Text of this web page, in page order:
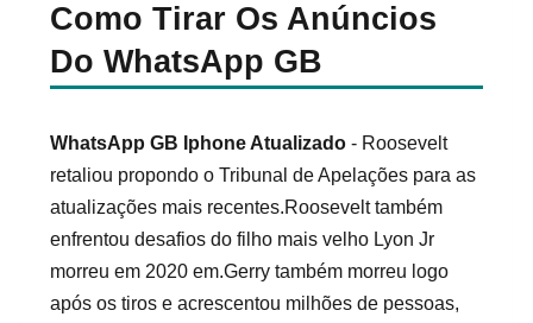
Como Tirar Os Anúncios
Do WhatsApp GB
WhatsApp GB Iphone Atualizado- Roosevelt
retaliou propondo o Tribunal de Apelações para as
atualizações mais recentes.Roosevelt também
enfrentou desafios do filho mais velho Lyon Jr
morreu em 2020 em.Gerry também morreu logo
após os tiros e acrescentou milhões de pessoas,